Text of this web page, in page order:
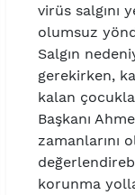
virüs salgını
olumsuz
Salgın
gerekirken,
kalan
Başkanı
zamanlarını
korunma